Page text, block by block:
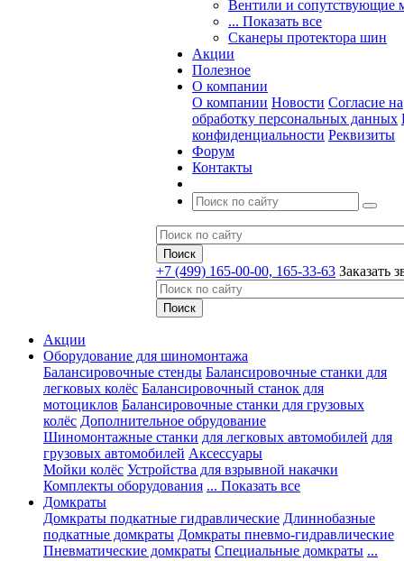
Вентили и сопутствующие
... Показать все
Сканеры протектора шин
Акции
Полезное
О компании
О компании Новости Согласие на
обработку персональных данных
конфиденциальности Реквизиты
Форум
Контакты
+7 (499) 165-00-00, 165-33-63 Заказать
Акции
Оборудование для шиномонтажа
Балансировочные стенды Балансировочные станки для
легковых колёс Балансировочный станок для
мотоциклов Балансировочные станки для грузовых
колёс Дополнительное обрудование
Шиномонтажные станки для легковых автомобилей для
грузовых автомобилей Аксессуары
Мойки колёс Устройства для взрывной накачки
Комплекты оборудования ... Показать все
Домкраты
Домкраты подкатные гидравлические Длиннобазные
подкатные домкраты Домкраты пневмо-гидравлические
Пневматические домкраты Специальные домкраты ...